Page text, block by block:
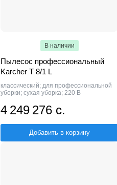
В наличии
Пылесос профессиональный
Karcher T 8/1 L
классический; для профессиональной
уборки; сухая уборка; 220 В
4 249 276 с.
Добавить в корзину